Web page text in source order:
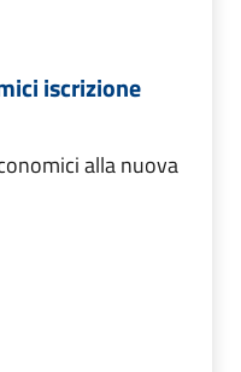
iscrizione
alla nuova